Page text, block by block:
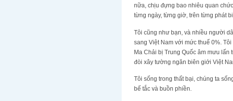
nữa, chịu đựng bao nhiêu quan
từng ngày, từng giờ, trên từng phát
Tôi cũng như bạn, và nhiều người
sang Việt Nam với mức thuế 0%.
Ma Chải bị Trung Quốc âm mưu
đòi xây tường ngăn biên giới Việt
Tôi sống trong thất bại, chúng ta
bế tắc và buồn phiền.